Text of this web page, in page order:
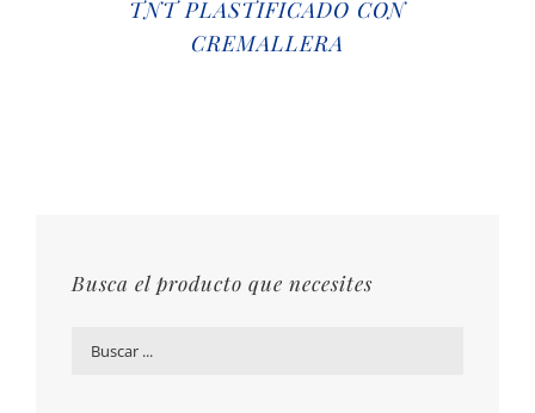
TNT PLASTIFICADO CON
CREMALLERA
Busca el producto que necesites